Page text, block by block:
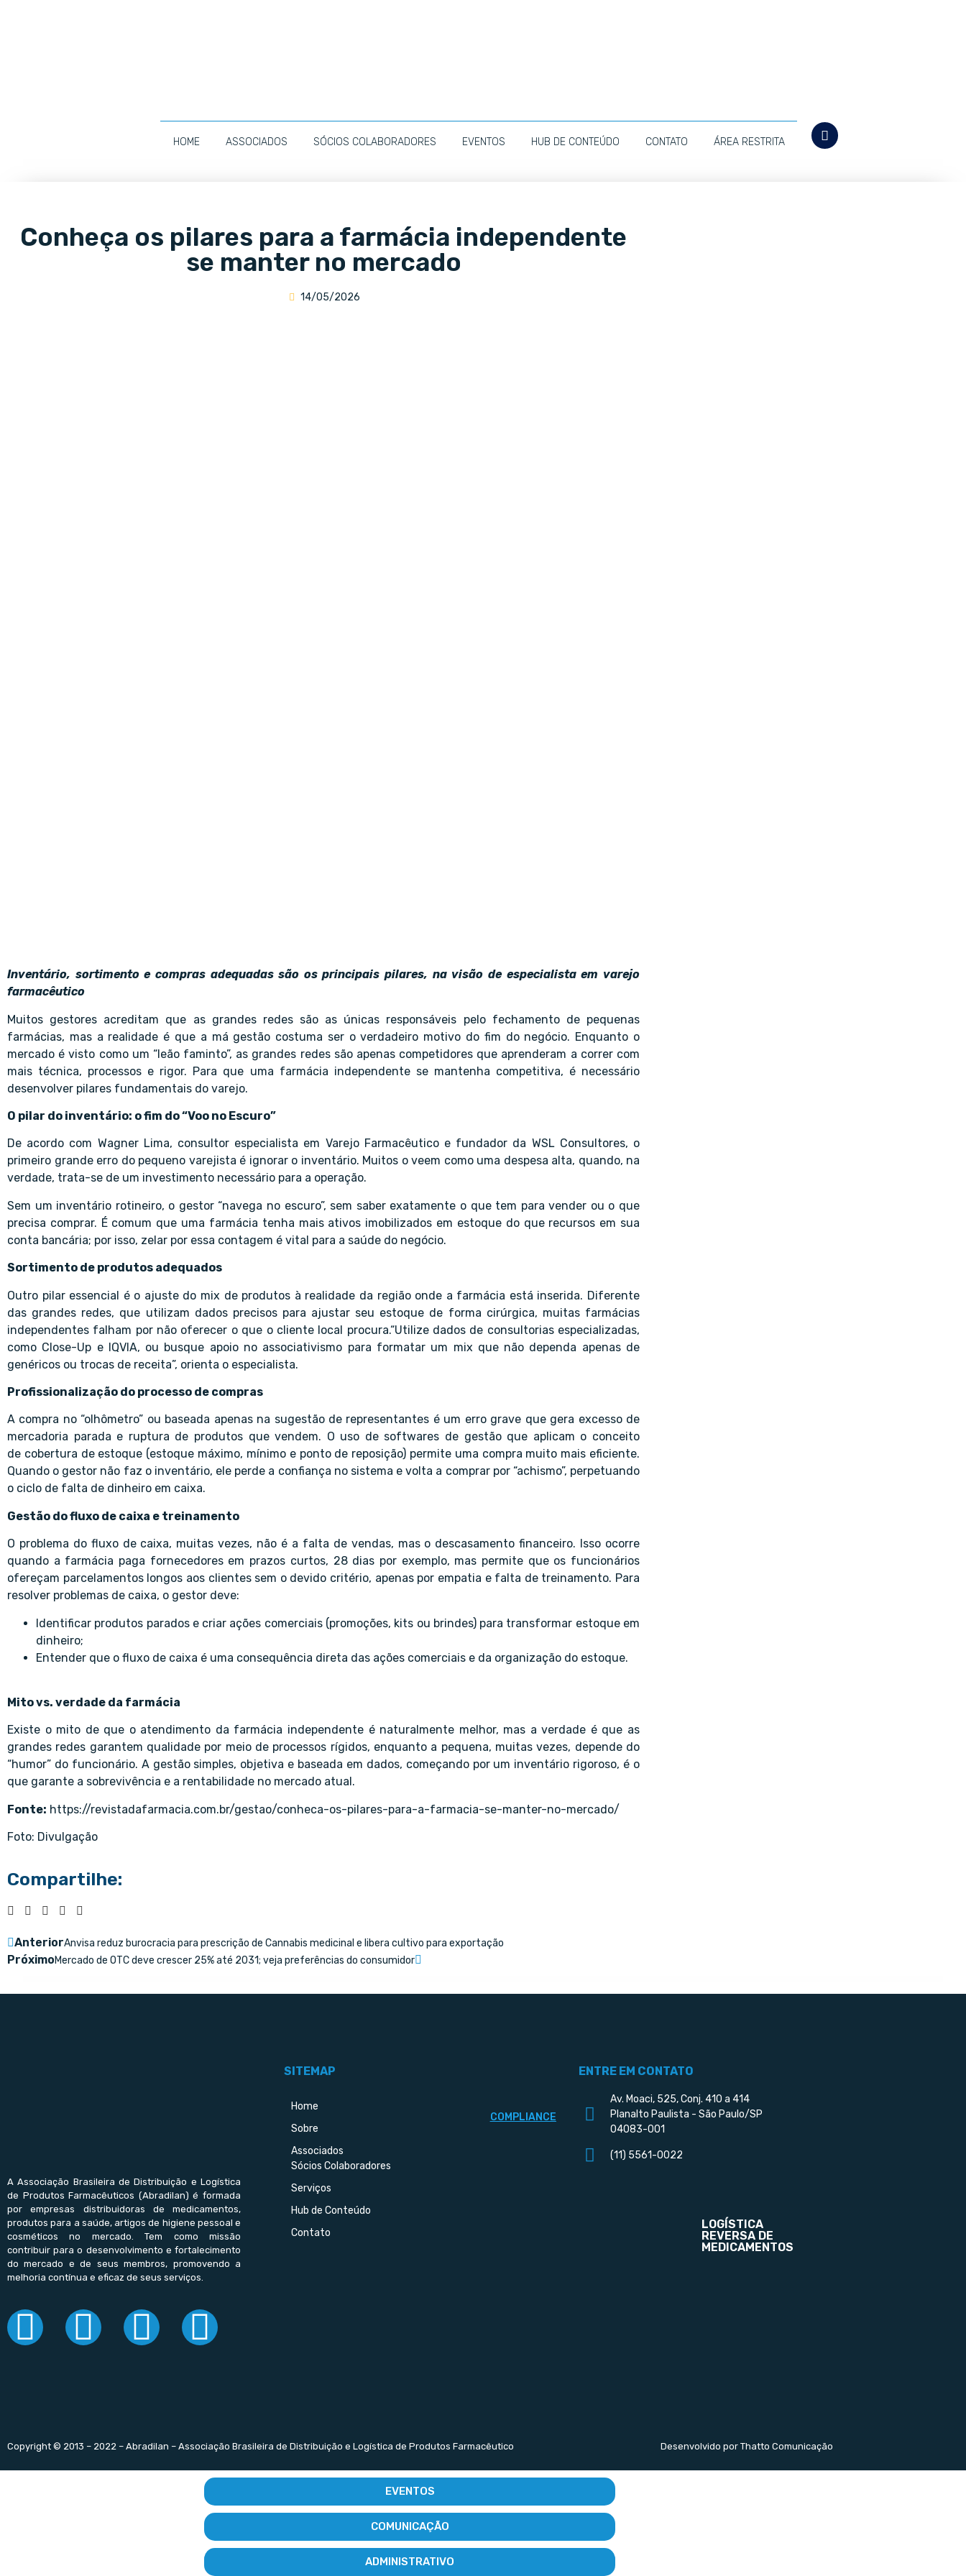
HOME ASSOCIADOS SÓCIOS COLABORADORES EVENTOS HUB DE CONTEÚDO CONTATO ÁREA RESTRITA
Conheça os pilares para a farmácia independente
se manter no mercado
14/05/2026
Inventário, sortimento e compras adequadas são os principais pilares, na visão de especialista em varejo
farmacêutico
Muitos gestores acreditam que as grandes redes são as únicas responsáveis pelo fechamento de pequenas
farmácias, mas a realidade é que a má gestão costuma ser o verdadeiro motivo do fim do negócio. Enquanto o
mercado é visto como um “leão faminto”, as grandes redes são apenas competidores que aprenderam a correr com
mais técnica, processos e rigor. Para que uma farmácia independente se mantenha competitiva, é necessário
desenvolver pilares fundamentais do varejo.
O pilar do inventário: o fim do “Voo no Escuro”
De acordo com Wagner Lima, consultor especialista em Varejo Farmacêutico e fundador da WSL Consultores, o
primeiro grande erro do pequeno varejista é ignorar o inventário. Muitos o veem como uma despesa alta, quando, na
verdade, trata-se de um investimento necessário para a operação.
Sem um inventário rotineiro, o gestor “navega no escuro”, sem saber exatamente o que tem para vender ou o que
precisa comprar. É comum que uma farmácia tenha mais ativos imobilizados em estoque do que recursos em sua
conta bancária; por isso, zelar por essa contagem é vital para a saúde do negócio.
Sortimento de produtos adequados
Outro pilar essencial é o ajuste do mix de produtos à realidade da região onde a farmácia está inserida. Diferente
das grandes redes, que utilizam dados precisos para ajustar seu estoque de forma cirúrgica, muitas farmácias
independentes falham por não oferecer o que o cliente local procura.“Utilize dados de consultorias especializadas,
como Close-Up e IQVIA, ou busque apoio no associativismo para formatar um mix que não dependa apenas de
genéricos ou trocas de receita”, orienta o especialista.
Profissionalização do processo de compras
A compra no “olhômetro” ou baseada apenas na sugestão de representantes é um erro grave que gera excesso de
mercadoria parada e ruptura de produtos que vendem. O uso de softwares de gestão que aplicam o conceito
de cobertura de estoque (estoque máximo, mínimo e ponto de reposição) permite uma compra muito mais eficiente.
Quando o gestor não faz o inventário, ele perde a confiança no sistema e volta a comprar por “achismo”, perpetuando
o ciclo de falta de dinheiro em caixa.
Gestão do fluxo de caixa e treinamento
O problema do fluxo de caixa, muitas vezes, não é a falta de vendas, mas o descasamento financeiro. Isso ocorre
quando a farmácia paga fornecedores em prazos curtos, 28 dias por exemplo, mas permite que os funcionários
ofereçam parcelamentos longos aos clientes sem o devido critério, apenas por empatia e falta de treinamento. Para
resolver problemas de caixa, o gestor deve:
Identificar produtos parados e criar ações comerciais (promoções, kits ou brindes) para transformar estoque em
dinheiro;
Entender que o fluxo de caixa é uma consequência direta das ações comerciais e da organização do estoque.
Mito vs. verdade da farmácia
Existe o mito de que o atendimento da farmácia independente é naturalmente melhor, mas a verdade é que as
grandes redes garantem qualidade por meio de processos rígidos, enquanto a pequena, muitas vezes, depende do
“humor” do funcionário. A gestão simples, objetiva e baseada em dados, começando por um inventário rigoroso, é o
que garante a sobrevivência e a rentabilidade no mercado atual.
Fonte: https://revistadafarmacia.com.br/gestao/conheca-os-pilares-para-a-farmacia-se-manter-no-mercado/
Foto: Divulgação
Compartilhe:
AnteriorAnvisa reduz burocracia para prescrição de Cannabis medicinal e libera cultivo para exportação
PróximoMercado de OTC deve crescer 25% até 2031; veja preferências do consumidor
A Associação Brasileira de Distribuição e Logística
de Produtos Farmacêuticos (Abradilan) é formada
por empresas distribuidoras de medicamentos,
produtos para a saúde, artigos de higiene pessoal e
cosméticos no mercado. Tem como missão
contribuir para o desenvolvimento e fortalecimento
do mercado e de seus membros, promovendo a
melhoria contínua e eficaz de seus serviços.
SITEMAP
Home
Sobre
Associados
Sócios Colaboradores
Serviços
Hub de Conteúdo
Contato
COMPLIANCE
ENTRE EM CONTATO
Av. Moaci, 525, Conj. 410 a 414
Planalto Paulista - São Paulo/SP
04083-001
(11) 5561-0022
LOGÍSTICA
REVERSA DE
MEDICAMENTOS
Copyright © 2013 – 2022 – Abradilan – Associação Brasileira de Distribuição e Logística de Produtos Farmacêutico Desenvolvido por Thatto Comunicação
EVENTOS
COMUNICAÇÃO
ADMINISTRATIVO